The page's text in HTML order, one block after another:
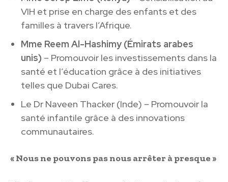
VIH et prise en charge des enfants et des
familles à travers l’Afrique.
Mme Reem Al-Hashimy (Émirats arabes
unis) – Promouvoir les investissements dans la
santé et l’éducation grâce à des initiatives
telles que Dubai Cares.
Le Dr Naveen Thacker (Inde) – Promouvoir la
santé infantile grâce à des innovations
communautaires.
« Nous ne pouvons pas nous arrêter à presque »